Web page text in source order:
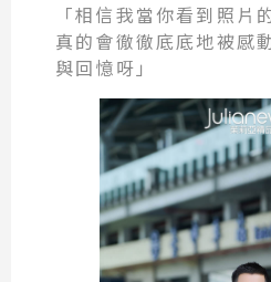
「相信我當你看到照片
真的會徹徹底底地被感
與回憶呀」